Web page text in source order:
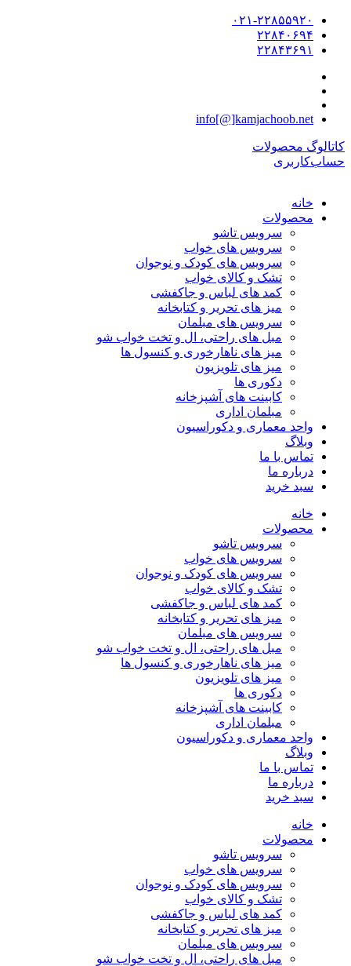
۰۲۱-۲۲۸۵۵۹۲۰
۲۲۸۴۰۶۹۴
۲۲۸۴۳۶۹۱
info[@]kamjachoob.net
کاتالوگ محصولات
حساب‌کاربری
خانه
محصولات
سرویس تاشو
سرویس های خواب
سرویس های کودک و نوجوان
تشک و کالای خواب
کمد های لباس و جاکفشی
میز های تحریر و کتابخانه
سرویس های مبلمان
مبل های راحتی، ال و تخت خواب شو
میز های ناهارخوری و کنسول ها
میز های تلویزیون
دکوری ها
کابینت های آشپزخانه
مبلمان اداری
واحد معماری و دکوراسیون
وبلاگ
تماس با ما
درباره ما
سبد خرید
خانه
محصولات
سرویس تاشو
سرویس های خواب
سرویس های کودک و نوجوان
تشک و کالای خواب
کمد های لباس و جاکفشی
میز های تحریر و کتابخانه
سرویس های مبلمان
مبل های راحتی، ال و تخت خواب شو
میز های ناهارخوری و کنسول ها
میز های تلویزیون
دکوری ها
کابینت های آشپزخانه
مبلمان اداری
واحد معماری و دکوراسیون
وبلاگ
تماس با ما
درباره ما
سبد خرید
خانه
محصولات
سرویس تاشو
سرویس های خواب
سرویس های کودک و نوجوان
تشک و کالای خواب
کمد های لباس و جاکفشی
میز های تحریر و کتابخانه
سرویس های مبلمان
مبل های راحتی، ال و تخت خواب شو